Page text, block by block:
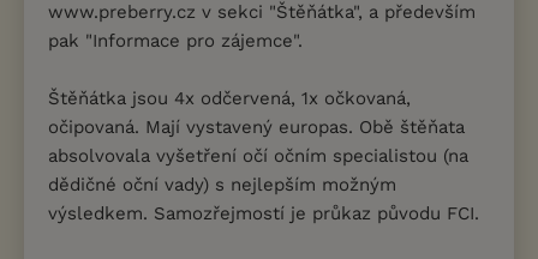
www.preberry.cz v sekci "Štěňátka", a především
pak "Informace pro zájemce".
Štěňátka jsou 4x odčervená, 1x očkovaná,
očipovaná. Mají vystavený europas. Obě štěňata
absolvovala vyšetření očí očním specialistou (na
dědičné oční vady) s nejlepším možným
výsledkem. Samozřejmostí je průkaz původu FCI.